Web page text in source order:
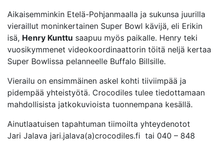
Aikaisemminkin Etelä-Pohjanmaalla ja sukunsa juurilla
vieraillut moninkertainen Super Bowl kävijä, eli Erikin
isä, Henry Kunttu saapuu myös paikalle. Henry teki
vuosikymmenet videokoordinaattorin töitä neljä kertaa
Super Bowlissa pelanneelle Buffalo Billsille.
Vierailu on ensimmäinen askel kohti tiiviimpää ja
pidempää yhteistyötä. Crocodiles tulee tiedottamaan
mahdollisista jatkokuvioista tuonnempana kesällä.
Ainutlaatuisen tapahtuman tiimoilta yhteydenotot
Jari Jalava jari.jalava(a)crocodiles.fi tai 040 – 848